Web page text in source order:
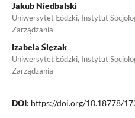
Jakub Niedbalski
Uniwersytet Łódzki, Instytut
Zarządzania
Izabela Ślęzak
Uniwersytet Łódzki, Instytut
Zarządzania
DOI: https://doi.org/10.18778/